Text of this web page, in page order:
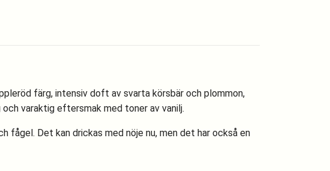
färg, intensiv doft av svarta körsbär och plommon,
varaktig eftersmak med toner av vanilj.
fågel. Det kan drickas med nöje nu, men det har också en